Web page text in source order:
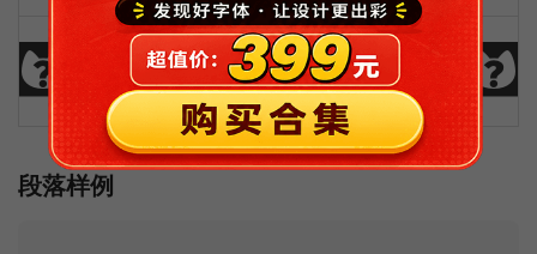
:
"'<>,. /\
段落样例